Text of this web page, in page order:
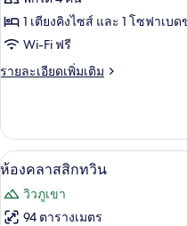
คลาส
สิ
กดับเบิล
1 เตียงคิงไซส์ และ 1 โซฟาเ
Wi-Fi ฟรี
รายละเอียดเพิ่มเติม
ราย
เกี่ยว
กับ
ห้อง
สิ
กดับเบิล
เปิด
ภาพถ่าย
ทั้งหมด
8
ห้องคลาสสิกทวิน
วิวภูเขา
94 ตารางเมตร